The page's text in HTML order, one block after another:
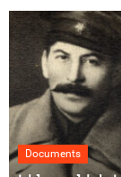
Documents